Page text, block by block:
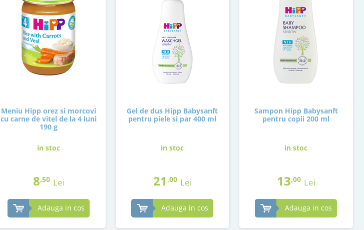
Meniu Hipp orez si morcovi
cu carne de vitel de la 4 luni
190 g
in stoc
8,50 Lei
Adauga in cos
Gel de dus Hipp Babysanft
pentru piele si par 400 ml
in stoc
21 ,00 Lei
Adauga in cos
Sampon Hipp Babysanft
pentru copii 200 ml
in stoc
13,00 Lei
Adauga in cos